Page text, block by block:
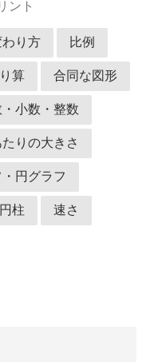
ント
わり方 比例
算 合同な図形
小数・整数
りの大きさ
円グラフ
柱 速さ